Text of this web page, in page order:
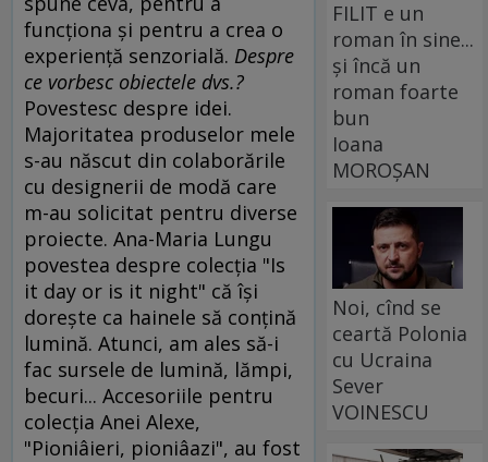
funcţiona şi pentru a crea o
experienţă senzorială. Despre
ce vorbesc obiectele dvs.?
Povestesc despre idei.
Majoritatea produselor mele
s-au născut din colaborările
cu designerii de modă care
m-au solicitat pentru diverse
proiecte. Ana-Maria Lungu
povestea despre colecţia "Is
it day or is it night" că îşi
doreşte ca hainele să conţină
lumină. Atunci, am ales să-i
fac sursele de lumină, lămpi,
becuri... Accesoriile pentru
colecţia Anei Alexe,
"Pioniâieri, pioniâazi", au fost
FILIT e un
roman în sine...
și încă un
roman foarte
bun
Ioana
MOROȘAN
Noi, cînd se
ceartă Polonia
cu Ucraina
Sever
VOINESCU